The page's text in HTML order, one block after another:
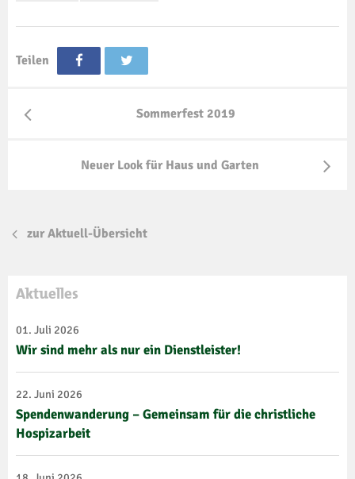
Teilen
Sommerfest 2019
Neuer Look für Haus und Garten
zur Aktuell-Übersicht
Aktuelles
01. Juli 2026
Wir sind mehr als nur ein Dienstleister!
22. Juni 2026
Spendenwanderung – Gemeinsam für die christliche
Hospizarbeit